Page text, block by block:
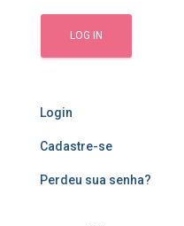
Login
Cadastre-se
Perdeu sua senha?